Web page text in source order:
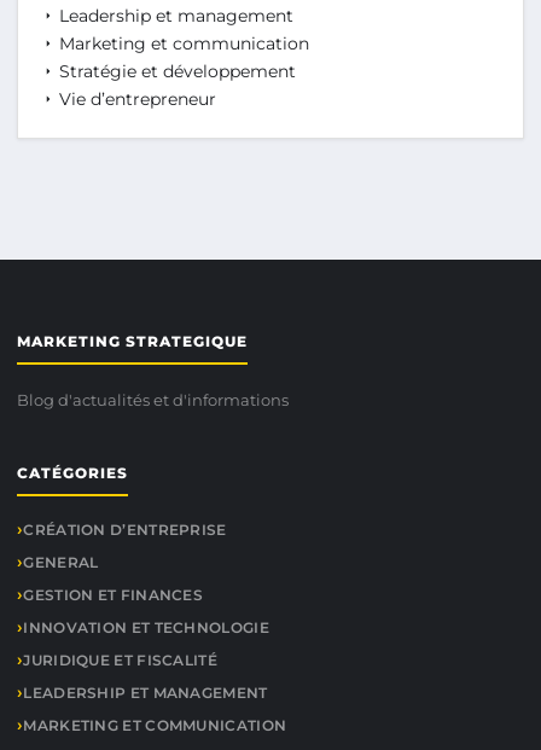
Leadership et management
Marketing et communication
Stratégie et développement
Vie d’entrepreneur
MARKETING STRATEGIQUE
Blog d'actualités et d'informations
CATÉGORIES
CRÉATION D’ENTREPRISE
GENERAL
GESTION ET FINANCES
INNOVATION ET TECHNOLOGIE
JURIDIQUE ET FISCALITÉ
LEADERSHIP ET MANAGEMENT
MARKETING ET COMMUNICATION